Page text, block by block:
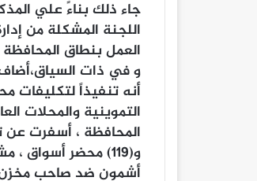
جاء ذلك بناءً علي
اللجنة المشكلة من
العمل بنطاق
و في ذات السياق،أضاف
أنه تنفيذاً لتكليفات
التموينية والمحلات
و(119) محضر أسواق